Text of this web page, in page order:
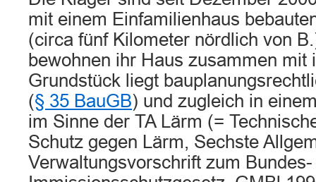
mit einem Einfamilienhaus
(circa fünf Kilometer nördlich von
bewohnen ihr Haus zusammen mit
Grundstück liegt
(§ 35 BauGB) und zugleich in
im Sinne der TA Lärm (=
Schutz gegen Lärm, Sechste
Verwaltungsvorschrift zum Bundes-